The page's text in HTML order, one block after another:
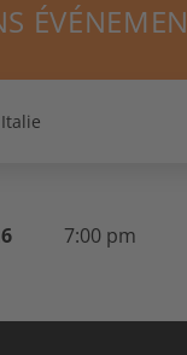
Italie
7:00 pm